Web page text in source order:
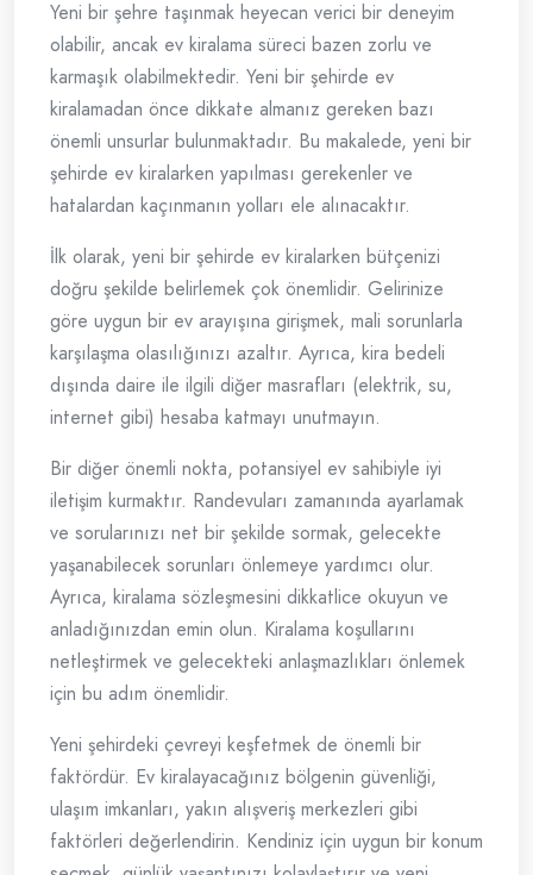
Yeni bir şehre taşınmak heyecan verici bir deneyim
olabilir, ancak ev kiralama süreci bazen zorlu ve
karmaşık olabilmektedir. Yeni bir şehirde ev
kiralamadan önce dikkate almanız gereken bazı
önemli unsurlar bulunmaktadır. Bu makalede, yeni bir
şehirde ev kiralarken yapılması gerekenler ve
hatalardan kaçınmanın yolları ele alınacaktır.
İlk olarak, yeni bir şehirde ev kiralarken bütçenizi
doğru şekilde belirlemek çok önemlidir. Gelirinize
göre uygun bir ev arayışına girişmek, mali sorunlarla
karşılaşma olasılığınızı azaltır. Ayrıca, kira bedeli
dışında daire ile ilgili diğer masrafları (elektrik, su,
internet gibi) hesaba katmayı unutmayın.
Bir diğer önemli nokta, potansiyel ev sahibiyle iyi
iletişim kurmaktır. Randevuları zamanında ayarlamak
ve sorularınızı net bir şekilde sormak, gelecekte
yaşanabilecek sorunları önlemeye yardımcı olur.
Ayrıca, kiralama sözleşmesini dikkatlice okuyun ve
anladığınızdan emin olun. Kiralama koşullarını
netleştirmek ve gelecekteki anlaşmazlıkları önlemek
için bu adım önemlidir.
Yeni şehirdeki çevreyi keşfetmek de önemli bir
faktördür. Ev kiralayacağınız bölgenin güvenliği,
ulaşım imkanları, yakın alışveriş merkezleri gibi
faktörleri değerlendirin. Kendiniz için uygun bir konum